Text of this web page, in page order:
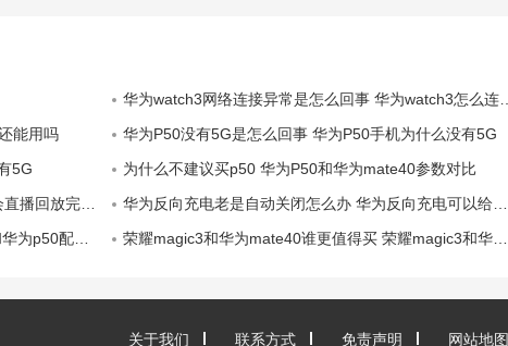
华为watch3网络连接异常是怎么回事 华为watch3怎么连接网络
能用吗
华为P50没有5G是怎么回事 华为P50手机为什么没有5G
5G
为什么不建议买p50 华为P50和华为mate40参数对比
回放完整版
华为反向充电老是自动关闭怎么办 华为反向充电可以给哪些手机充电
置参数对比
荣耀magic3和华为mate40谁更值得买 荣耀magic3和华为mate40配置参数对比
关于我们 联系方式 免责声明 网站地图